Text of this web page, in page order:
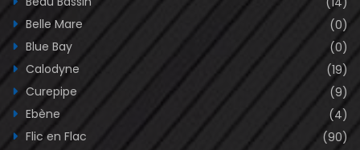
Belle Mare
(0)
Blue Bay
(0)
Calodyne
(19)
Curepipe
(9)
Ebène
(4)
Flic en Flac
(90)